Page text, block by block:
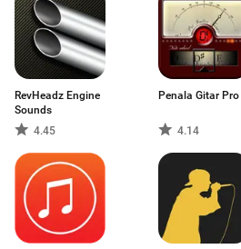
RevHeadz Engine
Sounds
4.45
Penala Gitar Pro
4.14